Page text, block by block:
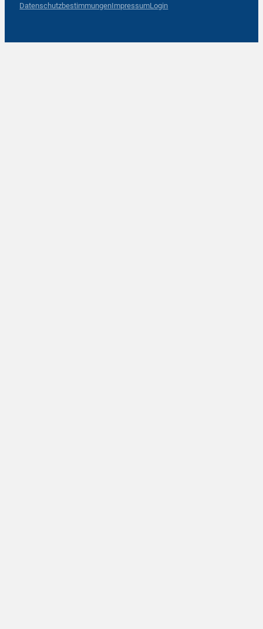
DatenschutzbestimmungenImpressumLogin